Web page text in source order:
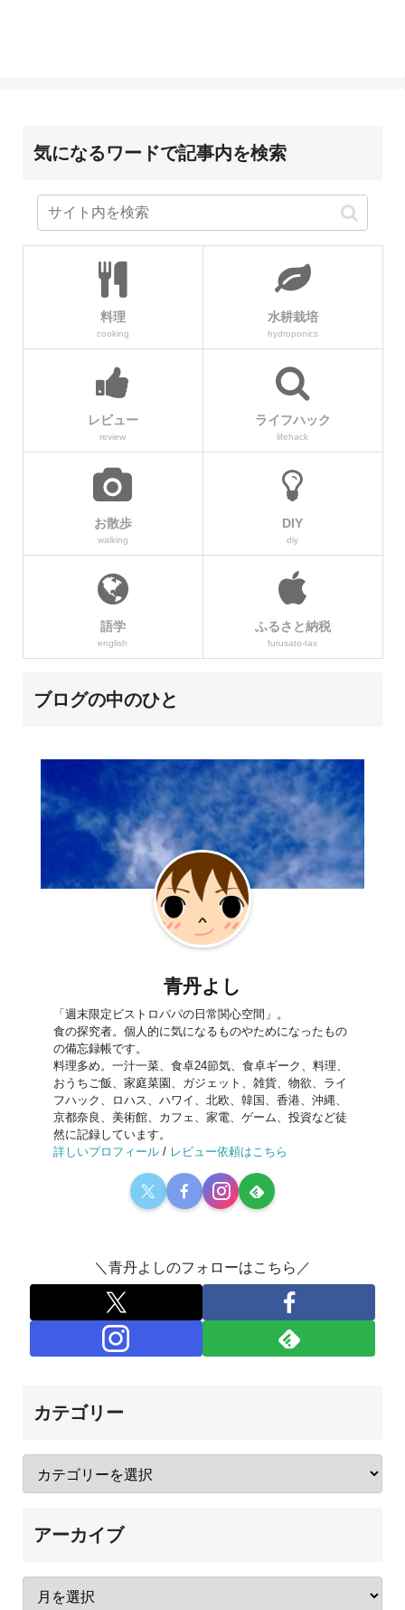
気になるワードで記事内を検索
料理
cooking
水耕栽培
hydroponics
レビュー
review
ライフハック
lifehack
お散歩
walking
DIY
diy
語学
english
ふるさと納税
furusato-tax
ブログの中のひと
青丹よし
「週末限定ビストロパパの日常関心空間」。
食の探究者。個人的に気になるものやためになったもの
の備忘録帳です。
料理多め。一汁一菜、食卓24節気、食卓ギーク、料理、
おうちご飯、家庭菜園、ガジェット、雑貨、物欲、ライ
フハック、ロハス、ハワイ、北欧、韓国、香港、沖縄、
京都奈良、美術館、カフェ、家電、ゲーム、投資など徒
然に記録しています。
詳しいプロフィール / レビュー依頼はこちら
＼青丹よしのフォローはこちら／
カテゴリー
アーカイブ